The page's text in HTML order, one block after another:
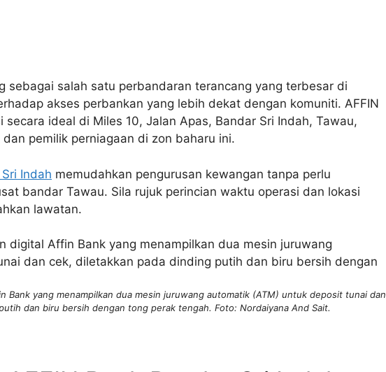
sebagai salah satu perbandaran terancang yang terbesar di
akses perbankan yang lebih dekat dengan komuniti. AFFIN
secara ideal di Miles 10, Jalan Apas, Bandar Sri Indah, Tawau,
pemilik perniagaan di zon baharu ini.
Indah memudahkan pengurusan kewangan tanpa perlu
bandar Tawau. Sila rujuk perincian waktu operasi dan lokasi
lawatan.
Bank yang menampilkan dua mesin juruwang automatik (ATM) untuk deposit tunai dan
dan biru bersih dengan tong perak tengah. Foto: Nordaiyana And Sait.